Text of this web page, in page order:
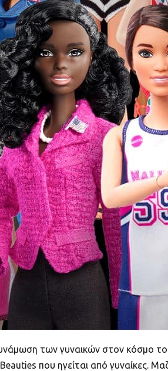
των γυναικών στον κόσμο
που ηγείται από γυναίκες.